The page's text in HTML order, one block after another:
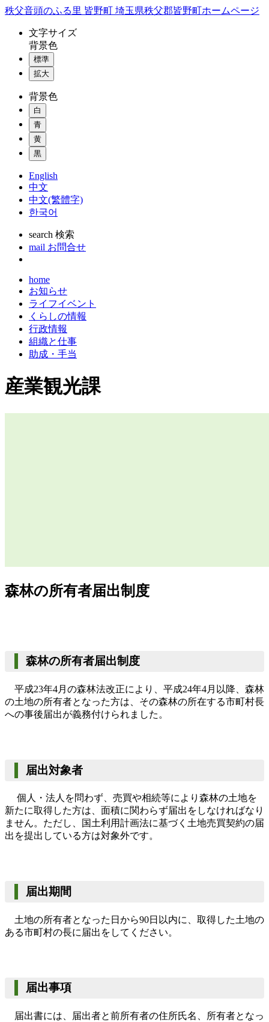
コ
秩父音頭のふる里 皆野町 埼玉県秩父郡皆野町ホームページ
文字サイズ
背景色
標準
拡大
背景色
白
青
黄
黒
English
中文
中文(繁體字)
한국어
search 検索
mail お問合せ
home
お知らせ
ライフイベント
くらしの情報
行政情報
組織と仕事
助成・手当
産業観光課
森林の所有者届出制度
森林の所有者届出制度
平成23年4月の森林法改正により、平成24年4月以降、森林
の土地の所有者となった方は、その森林の所在する市町村長
への事後届出が義務付けられました。
届出対象者
個人・法人を問わず、売買や相続等により森林の土地を
新たに取得した方は、面積に関わらず届出をしなければなり
ません。ただし、国土利用計画法に基づく土地売買契約の届
出を提出している方は対象外です。
届出期間
土地の所有者となった日から90日以内に、取得した土地の
ある市町村の長に届出をしてください。
届出事項
届出書には、届出者と前所有者の住所氏名、所有者となっ